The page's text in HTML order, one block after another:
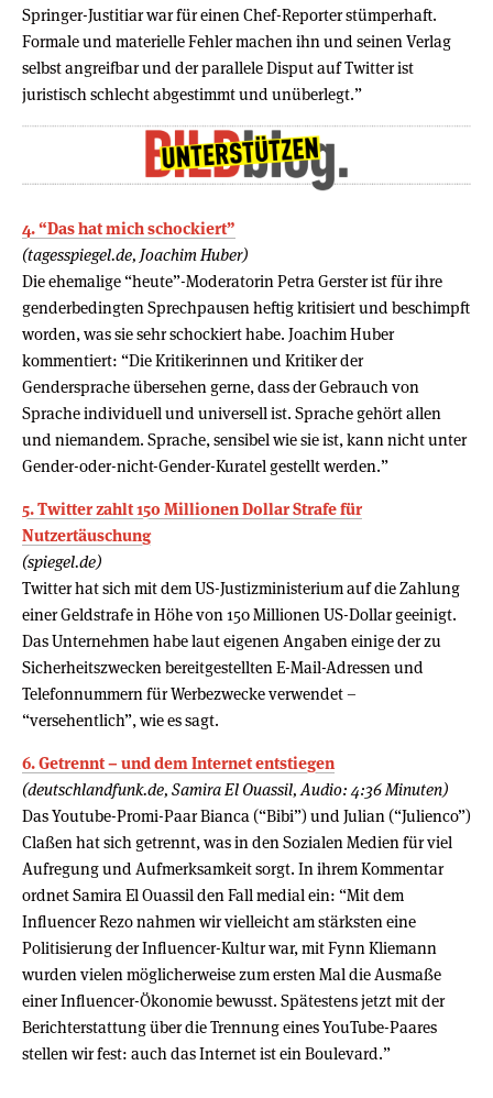
Springer-Justitiar war für einen Chef-Reporter stümperhaft.
Formale und materielle Fehler machen ihn und seinen Verlag
selbst angreifbar und der parallele Disput auf Twitter ist
juristisch schlecht abgestimmt und unüberlegt.”
4. “Das hat mich schockiert”
(tagesspiegel.de, Joachim Huber)
Die ehemalige “heute”-Moderatorin Petra Gerster ist für ihre
genderbedingten Sprechpausen heftig kritisiert und beschimpft
worden, was sie sehr schockiert habe. Joachim Huber
kommentiert: “Die Kritikerinnen und Kritiker der
Gendersprache übersehen gerne, dass der Gebrauch von
Sprache individuell und universell ist. Sprache gehört allen
und niemandem. Sprache, sensibel wie sie ist, kann nicht unter
Gender-oder-nicht-Gender-Kuratel gestellt werden.”
5. Twitter zahlt 150 Millionen Dollar Strafe für
Nutzertäuschung
(spiegel.de)
Twitter hat sich mit dem US-Justizministerium auf die Zahlung
einer Geldstrafe in Höhe von 150 Millionen US-Dollar geeinigt.
Das Unternehmen habe laut eigenen Angaben einige der zu
Sicherheitszwecken bereitgestellten E-Mail-Adressen und
Telefonnummern für Werbezwecke verwendet –
“versehentlich”, wie es sagt.
6. Getrennt – und dem Internet entstiegen
(deutschlandfunk.de, Samira El Ouassil, Audio: 4:36 Minuten)
Das Youtube-Promi-Paar Bianca (“Bibi”) und Julian (“Julienco”)
Claßen hat sich getrennt, was in den Sozialen Medien für viel
Aufregung und Aufmerksamkeit sorgt. In ihrem Kommentar
ordnet Samira El Ouassil den Fall medial ein: “Mit dem
Influencer Rezo nahmen wir vielleicht am stärksten eine
Politisierung der Influencer-Kultur war, mit Fynn Kliemann
wurden vielen möglicherweise zum ersten Mal die Ausmaße
einer Influencer-Ökonomie bewusst. Spätestens jetzt mit der
Berichterstattung über die Trennung eines YouTube-Paares
stellen wir fest: auch das Internet ist ein Boulevard.”